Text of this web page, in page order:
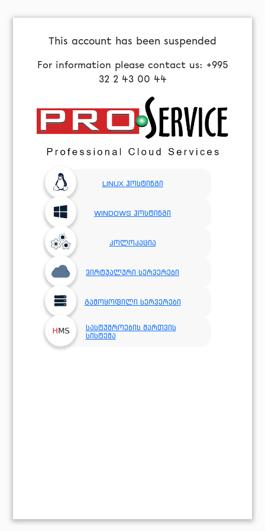
This account has been suspended
For information please contact us: +995
32 2 43 00 44
LINUX ჰოსტინგი
WINDOWS ჰოსტინგი
კოლოკაცია
ვირტუალური სერვერები
გამოყოფილი სერვერები
სასტუმროების მართვის
სისტემა